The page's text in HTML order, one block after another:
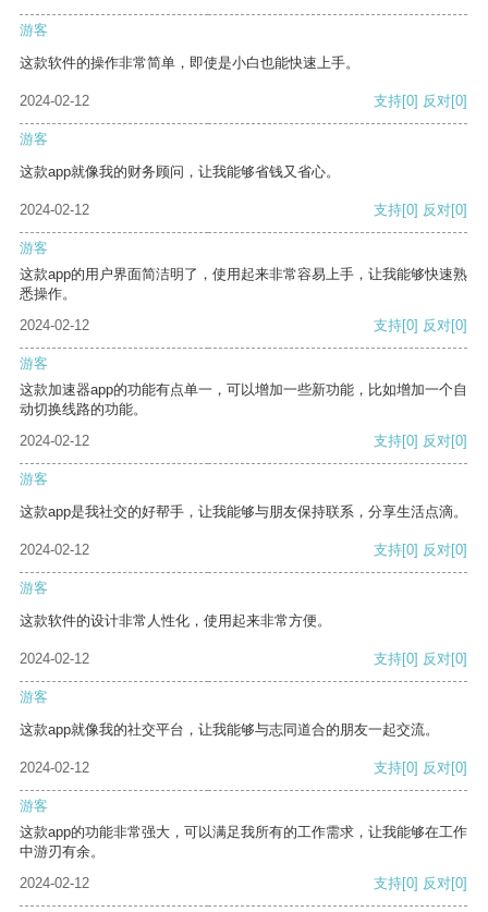
游客
这款软件的操作非常简单，即使是小白也能快速上手。
2024-02-12 支持[0] 反对[0]
游客
这款app就像我的财务顾问，让我能够省钱又省心。
2024-02-12 支持[0] 反对[0]
游客
这款app的用户界面简洁明了，使用起来非常容易上手，让我能够快速熟
悉操作。
2024-02-12
支持[0] 反对[0]
游客
这款加速器app的功能有点单一，可以增加一些新功能，比如增加一个自
动切换线路的功能。
2024-02-12
支持[0] 反对[0]
游客
这款app是我社交的好帮手，让我能够与朋友保持联系，分享生活点滴。
2024-02-12 支持[0] 反对[0]
游客
这款软件的设计非常人性化，使用起来非常方便。
2024-02-12 支持[0] 反对[0]
游客
这款app就像我的社交平台，让我能够与志同道合的朋友一起交流。
2024-02-12 支持[0] 反对[0]
游客
这款app的功能非常强大，可以满足我所有的工作需求，让我能够在工作
中游刃有余。
2024-02-12
支持[0] 反对[0]